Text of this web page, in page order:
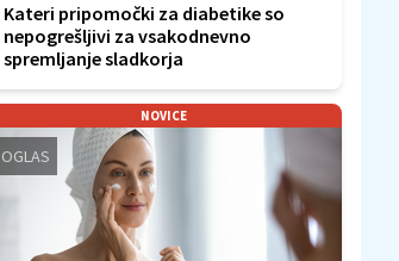
Kateri pripomočki za diabetike so
nepogrešljivi za vsakodnevno
spremljanje sladkorja
NOVICE
OGLAS